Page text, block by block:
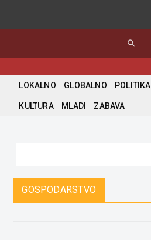
search
LOKALNO GLOBALNO POLITIKA
KULTURA MLADI ZABAVA
GOSPODARSTVO